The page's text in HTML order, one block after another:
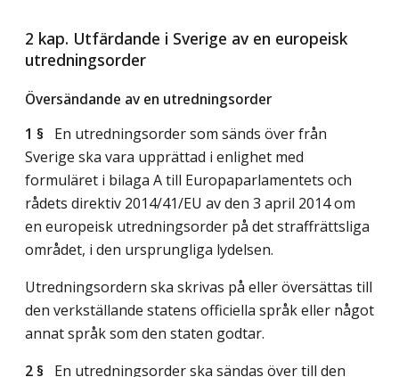
2 kap. Utfärdande i Sverige av en europeisk
utredningsorder
Översändande av en utredningsorder
1 § En utredningsorder som sänds över från
Sverige ska vara upprättad i enlighet med
formuläret i bilaga A till Europaparlamentets och
rådets direktiv 2014/41/EU av den 3 april 2014 om
en europeisk utredningsorder på det straffrättsliga
området, i den ursprungliga lydelsen.
Utredningsordern ska skrivas på eller översättas till
den verkställande statens officiella språk eller något
annat språk som den staten godtar.
2 § En utredningsorder ska sändas över till den